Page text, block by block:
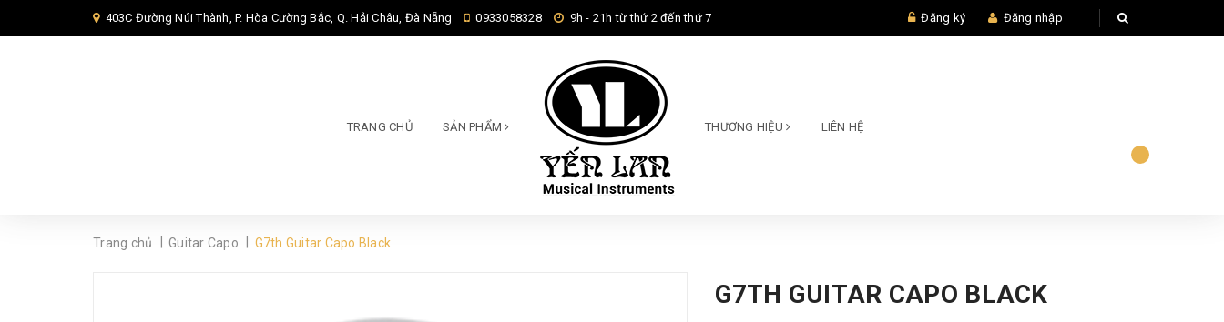
403C Đường Núi Thành, P. Hòa Cường Bắc, Q. Hải Châu, Đà Nẵng 0933058328 9h - 21h từ thứ 2 đến thứ 7 Đăng ký Đăng nhập
TRANG CHỦ SẢN PHẨM THƯƠNG HIỆU LIÊN HỆ
Trang chủ Guitar Capo G7th Guitar Capo Black
G7TH GUITAR CAPO BLACK